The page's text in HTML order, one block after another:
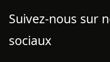
Suivez-nous sur
sociaux